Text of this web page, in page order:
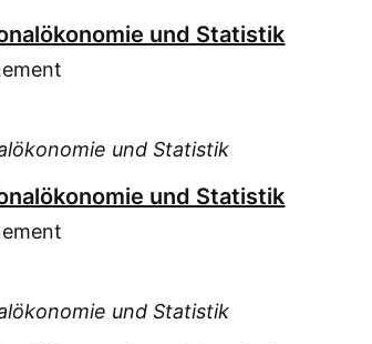
und Statistik
und Statistik
und Statistik
und Statistik